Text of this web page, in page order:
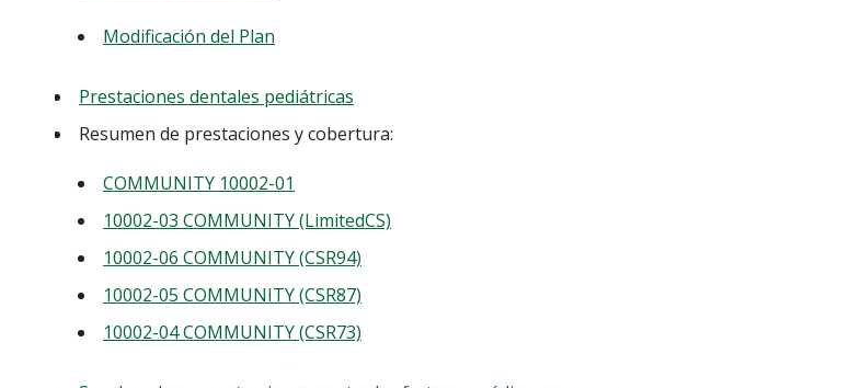
Modificación del Plan
Prestaciones dentales pediátricas
Resumen de prestaciones y cobertura:
COMMUNITY 10002-01
10002-03 COMMUNITY (LimitedCS)
10002-06 COMMUNITY (CSR94)
10002-05 COMMUNITY (CSR87)
10002-04 COMMUNITY (CSR73)